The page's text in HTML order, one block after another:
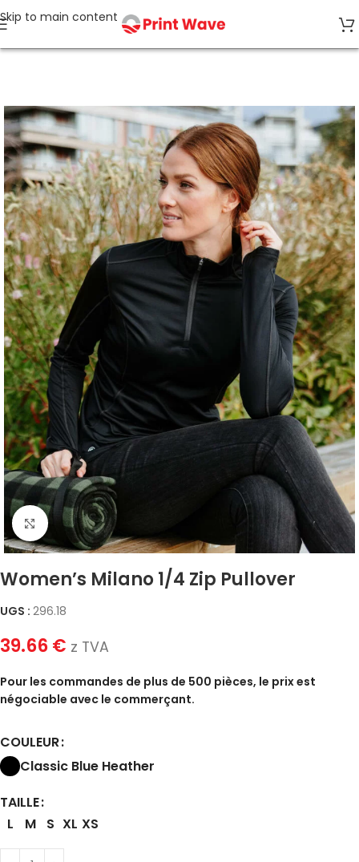
Skip to main content
Click to enlarge
Women’s Milano 1/4 Zip Pullover
UGS : 296.18
39.66€ z TVA
Pour les commandes de plus de 500 pièces, le prix est
négociable avec le commerçant.
COULEUR
Classic Blue Heather
TAILLE
L
M S XL XS